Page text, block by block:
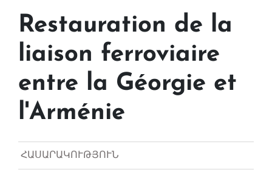
Restauration de la
liaison ferroviaire
entre la Géorgie et
l'Arménie
ՀԱՍԱՐԱԿՈՒԹՅՈՒՆ